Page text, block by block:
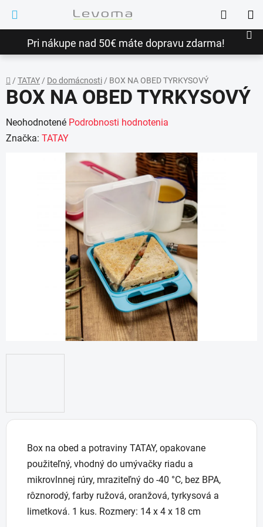
obsah
Pri nákupe nad 50€ máte dopravu zdarma!
Hľadať
Domov
/ TATAY/ Do domácnosti/ BOX NA OBED TYRKYSOVÝ
Box na obed a potraviny TATAY, opakovane
použiteľný, vhodný do umývačky riadu a
mikrovlnnej rúry, mraziteľný do -40 °C, bez BPA,
rôznorodý, farby ružová, oranžová, tyrkysová a
limetková. 1 kus. Rozmery: 14 x 4 x 18 cm
BOX NA OBED TYRKYSOVÝ
Priemerné
hodnotenie
Neohodnotené Podrobnosti hodnotenia
Značka: TATAY